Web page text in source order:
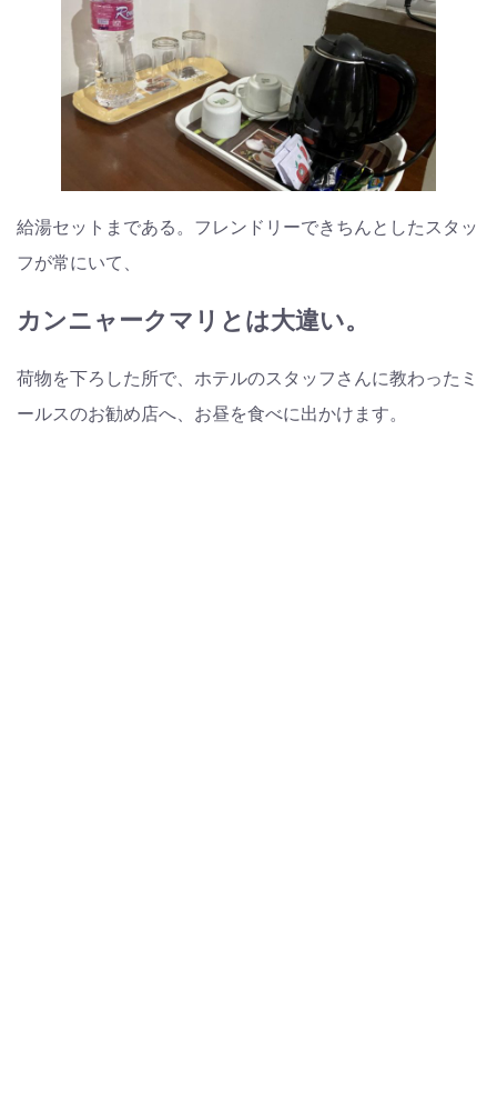
給湯セットまである。フレンドリーできちんとしたスタッ
フが常にいて、
カンニャークマリとは大違い。
荷物を下ろした所で、ホテルのスタッフさんに教わったミ
ールスのお勧め店へ、お昼を食べに出かけます。